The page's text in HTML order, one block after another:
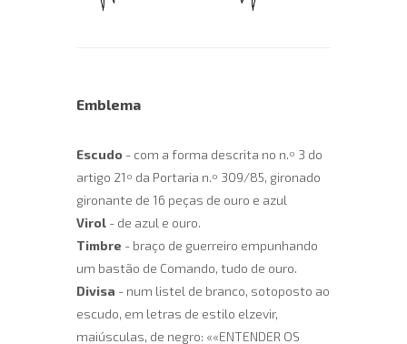
Emblema
Escudo - com a forma descrita no n.º 3 do
artigo 21º da Portaria n.º 309/85, gironado
gironante de 16 peças de ouro e azul
Virol - de azul e ouro.
Timbre - braço de guerreiro empunhando
um bastão de Comando, tudo de ouro.
Divisa - num listel de branco, sotoposto ao
escudo, em letras de estilo elzevir,
maiúsculas, de negro: ««ENTENDER OS